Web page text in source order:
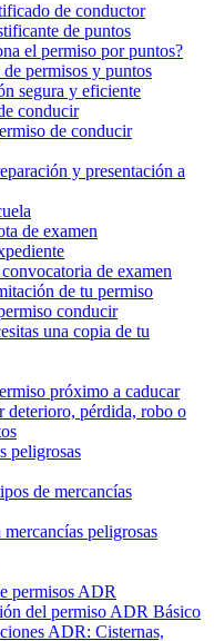
de conductor
de puntos
el permiso por puntos?
permisos y puntos
segura y eficiente
conducir
de conducir
y presentación a
de examen
de examen
de tu permiso
conducir
una copia de tu
próximo a caducar
deterioro, pérdida, robo o
peligrosas
de mercancías
mercancías peligrosas
permisos ADR
del permiso ADR Básico
ADR: Cisternas,